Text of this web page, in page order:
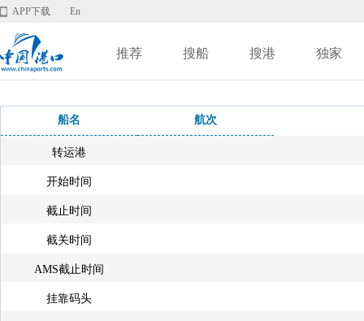
APP下载 En
推荐 搜船 搜港 独家
船名 航次
转运港
开始时间
截止时间
截关时间
AMS截止时间
挂靠码头